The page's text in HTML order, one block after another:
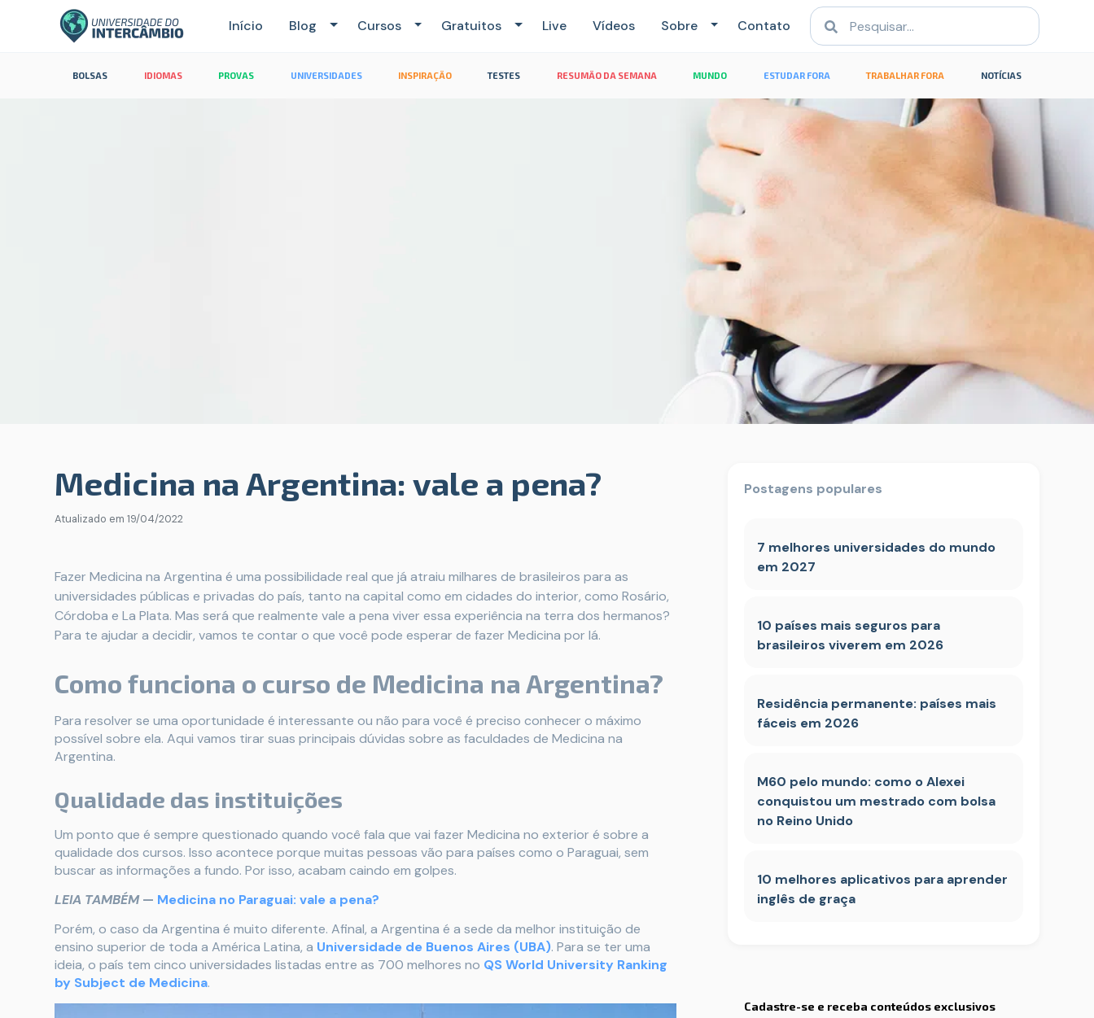
Início Blog Cursos Gratuitos Live Vídeos Sobre Contato
BOLSAS IDIOMAS PROVAS UNIVERSIDADES INSPIRAÇÃO TESTES RESUMÃO DA SEMANA MUNDO ESTUDAR FORA TRABALHAR FORA NOTÍCIAS
Medicina na Argentina: vale a pena?
Atualizado em 19/04/2022
Fazer Medicina na Argentina é uma possibilidade real que já atraiu milhares de brasileiros para as
universidades públicas e privadas do país, tanto na capital como em cidades do interior, como Rosário,
Córdoba e La Plata. Mas será que realmente vale a pena viver essa experiência na terra dos hermanos?
Para te ajudar a decidir, vamos te contar o que você pode esperar de fazer Medicina por lá.
Como funciona o curso de Medicina na Argentina?
Para resolver se uma oportunidade é interessante ou não para você é preciso conhecer o máximo
possível sobre ela. Aqui vamos tirar suas principais dúvidas sobre as faculdades de Medicina na
Argentina.
Qualidade das instituições
Um ponto que é sempre questionado quando você fala que vai fazer Medicina no exterior é sobre a
qualidade dos cursos. Isso acontece porque muitas pessoas vão para países como o Paraguai, sem
buscar as informações a fundo. Por isso, acabam caindo em golpes.
LEIA TAMBÉM— Medicina no Paraguai: vale a pena?
Porém, o caso da Argentina é muito diferente. Afinal, a Argentina é a sede da melhor instituição de
ensino superior de toda a América Latina, a Universidade de Buenos Aires (UBA). Para se ter uma
ideia, o país tem cinco universidades listadas entre as 700 melhores no QS World University Ranking
by Subject de Medicina.
Postagens populares
7 melhores universidades do mundo
em 2027
10 países mais seguros para
brasileiros viverem em 2026
Residência permanente: países mais
fáceis em 2026
M60 pelo mundo: como o Alexei
conquistou um mestrado com bolsa
no Reino Unido
10 melhores aplicativos para aprender
inglês de graça
Cadastre-se e receba conteúdos exclusivos